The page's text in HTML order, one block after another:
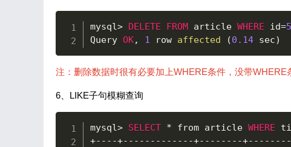
mysql> DELETE FROM article WHERE id=5
Query OK, 1 row affected (0.14 sec)
注：删除数据时很有必要加上WHERE条件，没带WHERE
6、LIKE子句模糊查询
mysql> SELECT * from article WHERE
+-- --+-- -- -- -- -- -- -+-- -- -- --+-- -- -- --